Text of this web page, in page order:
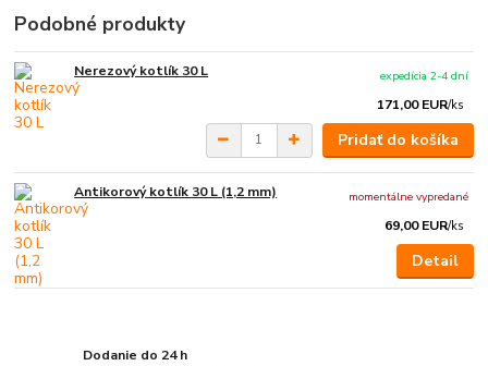
Podobné produkty
Nerezový kotlík 30 L
171,00 EUR/ks
expedícia 2-4 dní
Pridať do košíka
Antikorový kotlík 30 L (1,2 mm)
69,00 EUR/ks
momentálne vypredané
Detail
Dodanie do 24 h